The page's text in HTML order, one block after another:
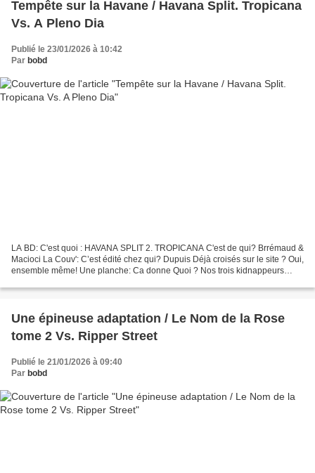
Tempête sur la Havane / Havana Split. Tropicana
Vs. A Pleno Dia
Publié le 23/01/2026 à 10:42
Par bobd
LA BD: C'est quoi : HAVANA SPLIT 2. TROPICANA C'est de qui? Brrémaud &
Macioci La Couv': C’est édité chez qui? Dupuis Déjà croisés sur le site ? Oui,
ensemble même! Une planche: Ca donne Quoi ? Nos trois kidnappeurs
Une épineuse adaptation / Le Nom de la Rose
tome 2 Vs. Ripper Street
Publié le 21/01/2026 à 09:40
Par bobd